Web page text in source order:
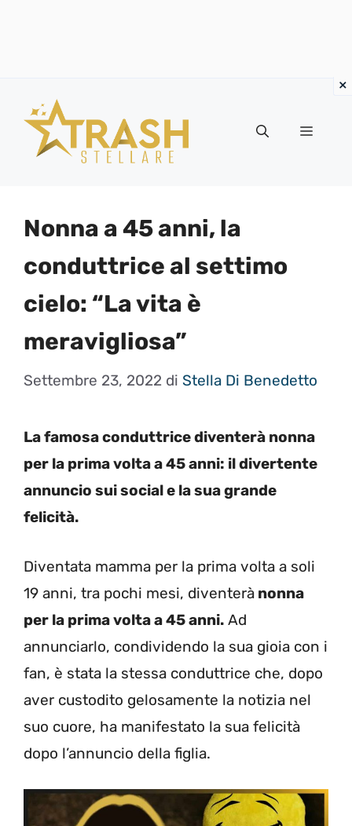
contenuto
Menu
Nonna a 45 anni, la
conduttrice al settimo
cielo: “La vita è
meravigliosa”
Settembre 23, 2022 di Stella Di Benedetto
La famosa conduttrice diventerà nonna
per la prima volta a 45 anni: il divertente
annuncio sui social e la sua grande
felicità.
Diventata mamma per la prima volta a soli
19 anni, tra pochi mesi, diventerà nonna
per la prima volta a 45 anni. Ad
annunciarlo, condividendo la sua gioia con i
fan, è stata la stessa conduttrice che, dopo
aver custodito gelosamente la notizia nel
suo cuore, ha manifestato la sua felicità
dopo l’annuncio della figlia.